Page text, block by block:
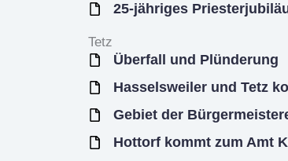
25-jähriges
Tetz
Überfall und Plünderung
Hasselsweiler und Tetz
Gebiet der
Hottorf kommt zum Amt